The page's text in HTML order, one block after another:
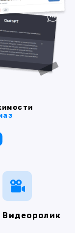
Видеоролик